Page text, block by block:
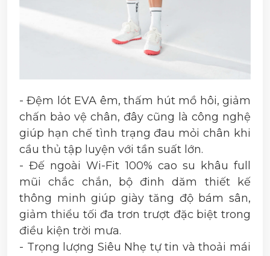
- Đệm lót EVA êm, thấm hút mồ hôi, giảm
chấn bảo vệ chân, đây cũng là công nghệ
giúp hạn chế tình trạng đau mỏi chân khi
cầu thủ tập luyện với tần suất lớn.
- Đế ngoài Wi-Fit 100% cao su khâu full
mũi chắc chắn, bộ đinh dăm thiết kế
thông minh giúp giày tăng độ bám sân,
giảm thiểu tối đa trơn trượt đặc biệt trong
điều kiện trời mưa.
- Trọng lượng Siêu Nhẹ tự tin và thoải mái